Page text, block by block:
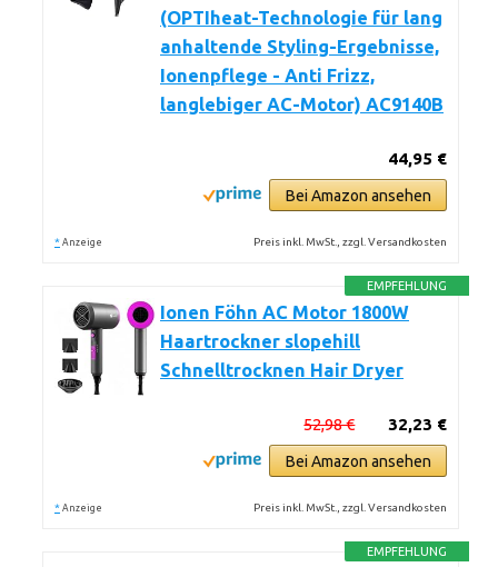
(OPTIheat-Technologie für lang
anhaltende Styling-Ergebnisse,
Ionenpflege - Anti Frizz,
langlebiger AC-Motor) AC9140B
44,95 €
Bei Amazon ansehen
* Anzeige Preis inkl. MwSt., zzgl. Versandkosten
EMPFEHLUNG
Ionen Föhn AC Motor 1800W
Haartrockner slopehill
Schnelltrocknen Hair Dryer
32,23 €
52,98 €
Bei Amazon ansehen
* Anzeige Preis inkl. MwSt., zzgl. Versandkosten
EMPFEHLUNG